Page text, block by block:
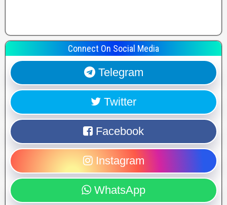
Connect On Social Media
Telegram
Twitter
Facebook
Instagram
WhatsApp